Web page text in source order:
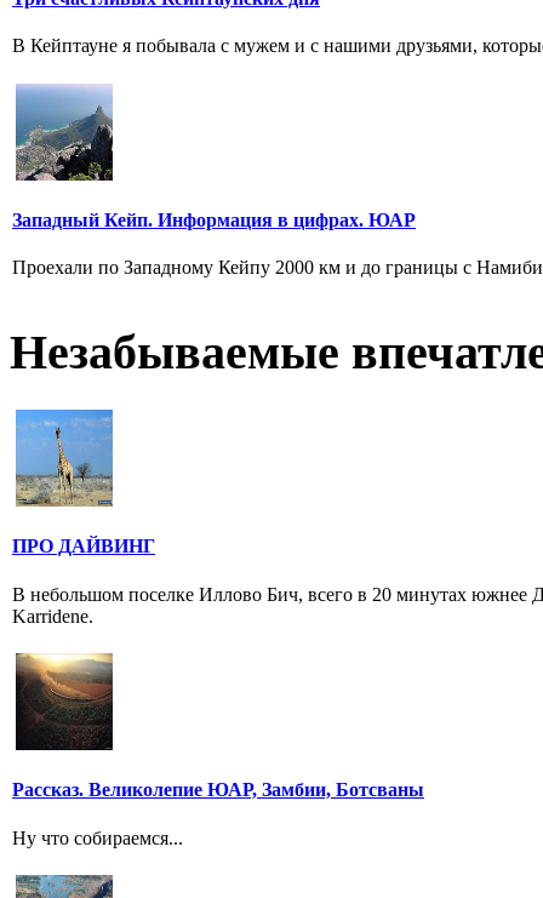
В Кейптауне я побывала с мужем и с нашими друзьями,
Западный Кейп. Информация в цифрах. ЮАР
Проехали по Западному Кейпу 2000 км и до границы с
Незабываемые
ПРО ДАЙВИНГ
В небольшом поселке Иллово Бич, всего в 20 минутах
Karridene.
Рассказ. Великолепие ЮАР, Замбии, Ботсваны
Ну что собираемся...